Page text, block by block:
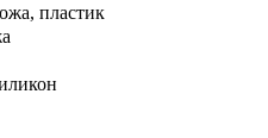
пластик